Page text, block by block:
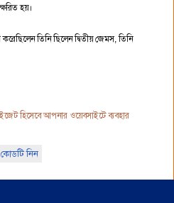
হয়।
তিনি ছিলেন দ্বিতীয় জেমস, তিনি
হিসেবে আপনার ওয়েবসাইটে ব্যবহার
নিন